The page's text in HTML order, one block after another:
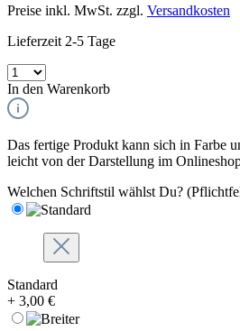
Preise inkl. MwSt. zzgl. Versandkosten
Lieferzeit 2-5 Tage
In den Warenkorb
Das fertige Produkt kann sich in Farbe
leicht von der Darstellung im
Welchen Schriftstil wählst Du?
Standard
+ 3,00 €